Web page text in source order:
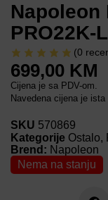
Napoleon
PRO22K-
(0
699,00 KM
Cijena je sa PDV-om.
Navedena cijena je
SKU 570869
Kategorije Ostalo,
Brend: Napoleon
Nema na stanju